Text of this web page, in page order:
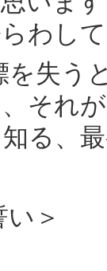
わし
を失う
それ
る、
＞